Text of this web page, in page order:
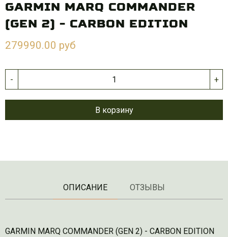
GARMIN MARQ COMMANDER
(GEN 2) - CARBON EDITION
279990.00 руб
- +
В корзину
ОПИСАНИЕ ОТЗЫВЫ
GARMIN MARQ COMMANDER (GEN 2) - CARBON EDITION